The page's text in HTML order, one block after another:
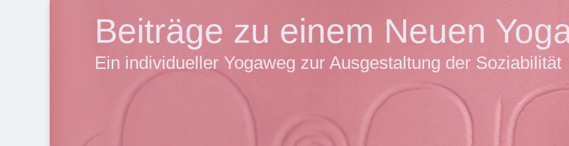
Beiträge zu einem Neuen
Ein individueller Yogaweg zur Ausgestaltung der Soziabilität